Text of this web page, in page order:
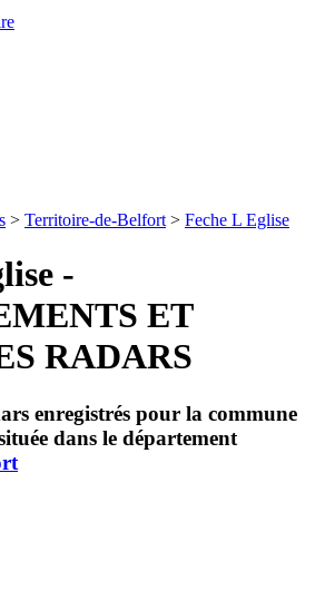
> Territoire-de-Belfort > Feche L Eglise
-
ET
RADARS
enregistrés pour la commune
dans le département